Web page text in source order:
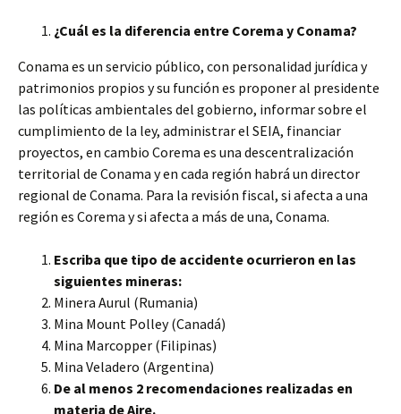
¿Cuál es la diferencia entre Corema y Conama?
Conama es un servicio público, con personalidad jurídica y
patrimonios propios y su función es proponer al presidente
las políticas ambientales del gobierno, informar sobre el
cumplimiento de la ley, administrar el SEIA, financiar
proyectos, en cambio Corema es una descentralización
territorial de Conama y en cada región habrá un director
regional de Conama. Para la revisión fiscal, si afecta a una
región es Corema y si afecta a más de una, Conama.
Escriba que tipo de accidente ocurrieron en las
siguientes mineras:
Minera Aurul (Rumania)
Mina Mount Polley (Canadá)
Mina Marcopper (Filipinas)
Mina Veladero (Argentina)
De al menos 2 recomendaciones realizadas en
materia de Aire.